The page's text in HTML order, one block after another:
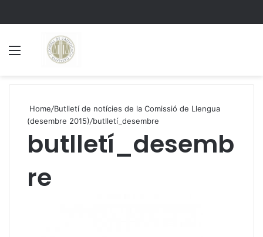
Home/Butlletí de notícies de la Comissió de Llengua
(desembre 2015)/butlletí_desembre
butlletí_desemb
re